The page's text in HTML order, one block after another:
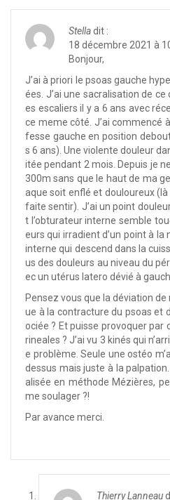
Stelladit :
18 décembre 2021 à
Bonjour,
J’ai à priori le psoas gauche
ées. J’ai une sacralisation de ce
es escaliers il y a 6 ans avec
ce meme côté. J’ai commencé
fesse gauche en position
s 6 ans). Une violente douleur
itée pendant 2 mois. Depuis je
300m sans que le haut de ma
aque soit enflé et douloureux
faite sentir). J’ai un point
t l’obturateur interne semble
eurs qui irradient d’un point à la
interne qui descend dans la
us des douleurs au niveau du
ec un utérus latero dévié à
Pensez vous que la déviation
ue à la contracture du psoas et
ociée ? Et puisse provoquer par
rineales ? J’ai vu 3 kinés qui
e problème. Seule une ostéo
dessus mais juste à la
alisée en méthode Mézières,
me soulager ?!
Par avance merci.
Thierry Lanneau